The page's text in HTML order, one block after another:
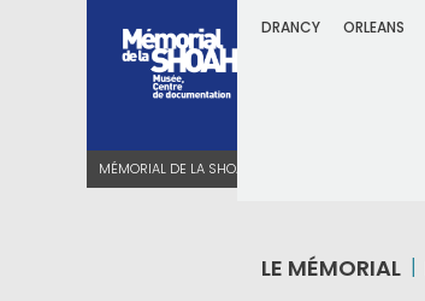
DRANCY ORLEANS
LE MÉMORIAL
MÉMORIAL DE LA SHOAH